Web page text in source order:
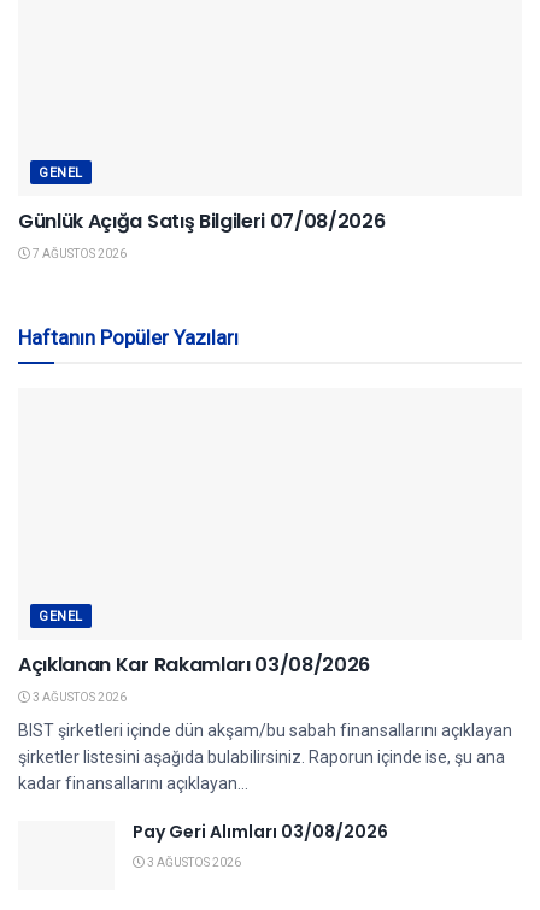
GENEL
Günlük Açığa Satış Bilgileri 07/08/2026
7 AĞUSTOS 2026
Haftanın Popüler Yazıları
GENEL
Açıklanan Kar Rakamları 03/08/2026
3 AĞUSTOS 2026
BIST şirketleri içinde dün akşam/bu sabah finansallarını açıklayan
şirketler listesini aşağıda bulabilirsiniz. Raporun içinde ise, şu ana
kadar finansallarını açıklayan...
Pay Geri Alımları 03/08/2026
3 AĞUSTOS 2026